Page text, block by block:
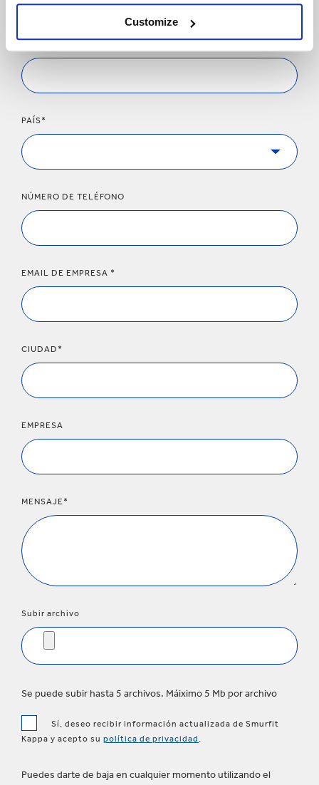
Customize
TU NOMBRE*
PAÍS*
NÚMERO DE TELÉFONO
EMAIL DE EMPRESA *
CIUDAD*
EMPRESA
MENSAJE*
Subir archivo
Se puede subir hasta 5 archivos. Máiximo 5 Mb por archivo
Sí, deseo recibir información actualizada de Smurfit
Kappa y acepto su política de privacidad
Puedes darte de baja en cualquier momento utilizando el